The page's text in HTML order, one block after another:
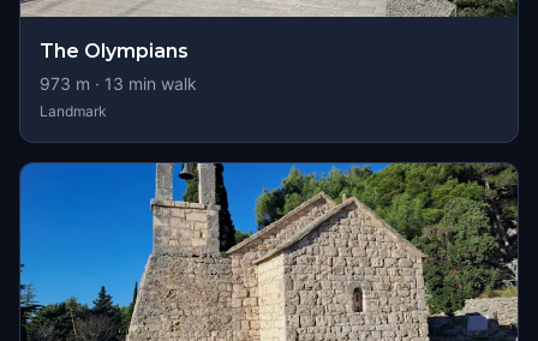
The Olympians
973 m · 13 min walk
Landmark